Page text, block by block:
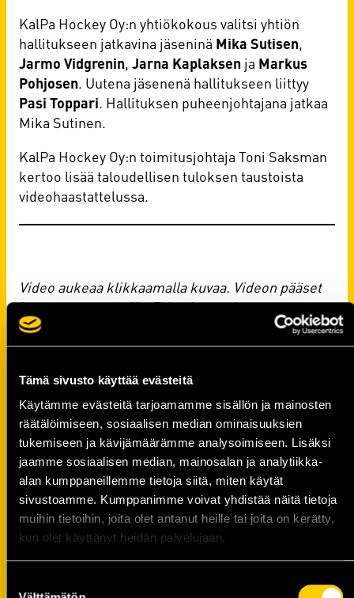
Tämä sivusto käyttää evästeitä
Käytämme evästeitä tarjoamamme sisällön ja mainosten
räätälöimiseen, sosiaalisen median ominaisuuksien
tukemiseen ja kävijämäärämme analysoimiseen. Lisäksi
jaamme sosiaalisen median, mainosalan ja analytiikka-
alan kumppaneillemme tietoja siitä, miten käytät
sivustoamme. Kumppanimme voivat yhdistää näitä tietoja
muihin tietoihin, joita olet antanut heille tai joita on kerätty,
kun olet käyttänyt heidän palvelujaan.
KalPa Hockey Oy:n yhtiökokous valitsi yhtiön
hallitukseen jatkavina jäseninä Mika Sutisen,
Jarmo Vidgrenin, Jarna Kaplaksen ja Markus
Pohjosen. Uutena jäsenenä hallitukseen liittyy
Pasi Toppari. Hallituksen puheenjohtajana jatkaa
Mika Sutinen.
KalPa Hockey Oy:n toimitusjohtaja Toni Saksman
kertoo lisää taloudellisen tuloksen taustoista
videohaastattelussa.
Video aukeaa klikkaamalla kuvaa. Videon pääset
katsomaan myös YouTube-kanavaltamme
klikkaamalla
Kommentit